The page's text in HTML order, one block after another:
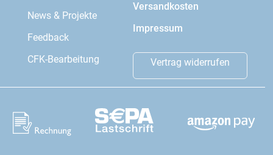
News & Projekte
Feedback
CFK-Bearbeitung
Versandkosten
Impressum
Vertrag widerrufen